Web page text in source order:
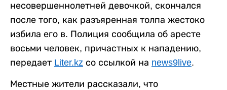
несовершеннолетней девочкой, скончался
после того, как разъяренная толпа жестоко
избила его в. Полиция сообщила об аресте
восьми человек, причастных к нападению,
передает Liter.kz со ссылкой на news9live.
Местные жители рассказали, что